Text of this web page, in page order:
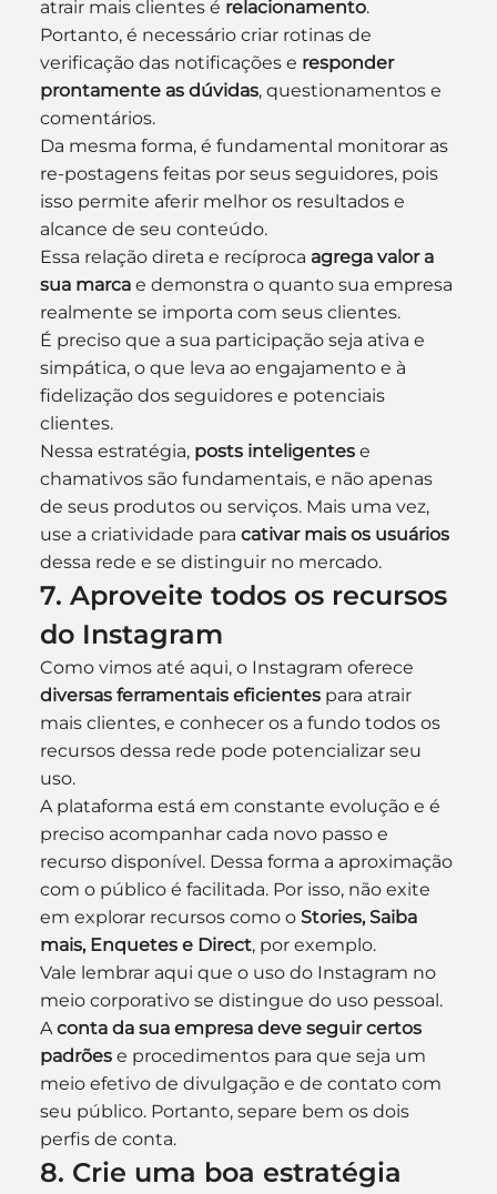
atrair mais clientes é relacionamento.
Portanto, é necessário criar rotinas de
verificação das notificações e responder
prontamente as dúvidas, questionamentos e
comentários.
Da mesma forma, é fundamental monitorar as
re-postagens feitas por seus seguidores, pois
isso permite aferir melhor os resultados e
alcance de seu conteúdo.
Essa relação direta e recíproca agrega valor a
sua marca e demonstra o quanto sua empresa
realmente se importa com seus clientes.
É preciso que a sua participação seja ativa e
simpática, o que leva ao engajamento e à
fidelização dos seguidores e potenciais
clientes.
Nessa estratégia, posts inteligentes e
chamativos são fundamentais, e não apenas
de seus produtos ou serviços. Mais uma vez,
use a criatividade para cativar mais os usuários
dessa rede e se distinguir no mercado.
7. Aproveite todos os recursos
do Instagram
Como vimos até aqui, o Instagram oferece
diversas ferramentais eficientes para atrair
mais clientes, e conhecer os a fundo todos os
recursos dessa rede pode potencializar seu
uso.
A plataforma está em constante evolução e é
preciso acompanhar cada novo passo e
recurso disponível. Dessa forma a aproximação
com o público é facilitada. Por isso, não exite
em explorar recursos como o Stories, Saiba
mais, Enquetes e Direct, por exemplo.
Vale lembrar aqui que o uso do Instagram no
meio corporativo se distingue do uso pessoal.
A conta da sua empresa deve seguir certos
padrões e procedimentos para que seja um
meio efetivo de divulgação e de contato com
seu público. Portanto, separe bem os dois
perfis de conta.
8. Crie uma boa estratégia